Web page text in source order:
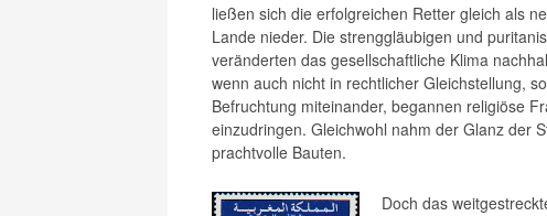
ließen sich die erfolgreichen Retter gleich als
Lande nieder. Die strenggläubigen und
veränderten das gesellschaftliche Klima
wenn auch nicht in rechtlicher Gleichstellung,
Befruchtung miteinander, begannen religiöse
einzudringen. Gleichwohl nahm der Glanz der
prachtvolle Bauten.
Doch das